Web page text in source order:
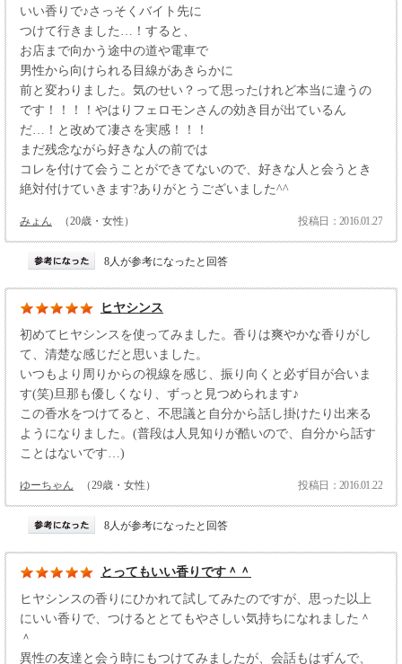
いい香りで♪さっそくバイト先に
つけて行きました…！すると、
お店まで向かう途中の道や電車で
男性から向けられる目線があきらかに
前と変わりました。気のせい？って思ったけれど本当に違うの
です！！！！やはりフェロモンさんの効き目が出ているん
だ…！と改めて凄さを実感！！！
まだ残念ながら好きな人の前では
コレを付けて会うことができてないので、好きな人と会うとき
絶対付けていきます?ありがとうございました^^
みょん （20歳・女性） 投稿日：2016.01.27
8人が参考になったと回答
ヒヤシンス
初めてヒヤシンスを使ってみました。香りは爽やかな香りがし
て、清楚な感じだと思いました。
いつもより周りからの視線を感じ、振り向くと必ず目が合いま
す(笑)旦那も優しくなり、ずっと見つめられます♪
この香水をつけてると、不思議と自分から話し掛けたり出来る
ようになりました。(普段は人見知りが酷いので、自分から話す
ことはないです…)
ゆーちゃん （29歳・女性） 投稿日：2016.01.22
8人が参考になったと回答
とってもいい香りです＾＾
ヒヤシンスの香りにひかれて試してみたのですが、思った以上
にいい香りで、つけるととてもやさしい気持ちになれました＾
＾
異性の友達と会う時にもつけてみましたが、会話もはずんで、